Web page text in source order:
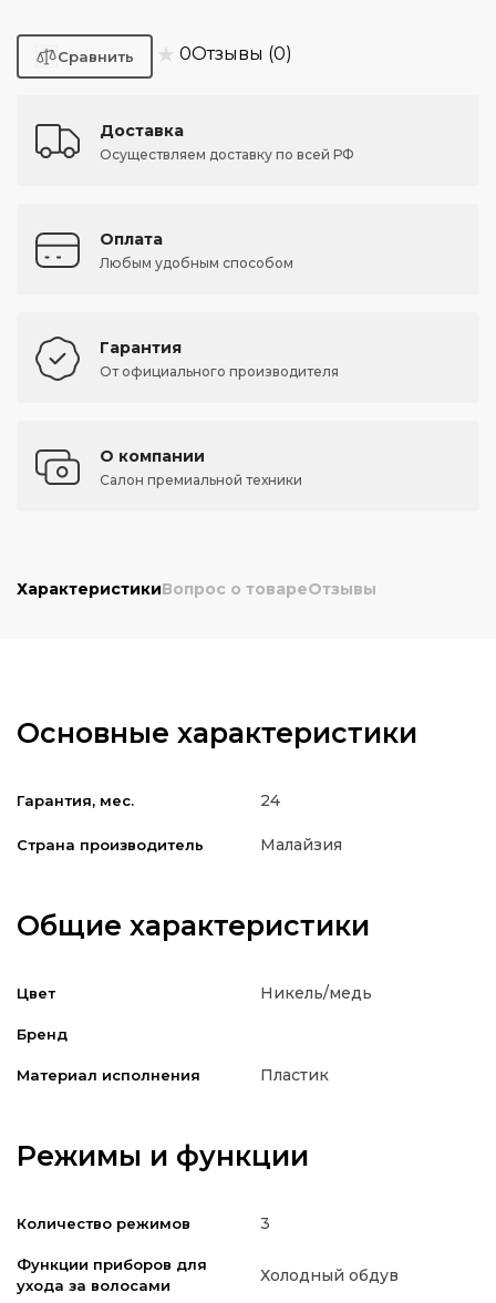
★ 0Отзывы (0)
Доставка
Осуществляем доставку по всей РФ
Оплата
Любым удобным способом
Гарантия
От официального производителя
О компании
Салон премиальной техники
ХарактеристикиВопрос о товареОтзывы
Основные характеристики
Гарантия, мес. 24
Страна производитель Малайзия
Общие характеристики
Цвет Никель/медь
Бренд
Материал исполнения Пластик
Режимы и функции
Количество режимов 3
Функции приборов для
ухода за волосами
Холодный обдув